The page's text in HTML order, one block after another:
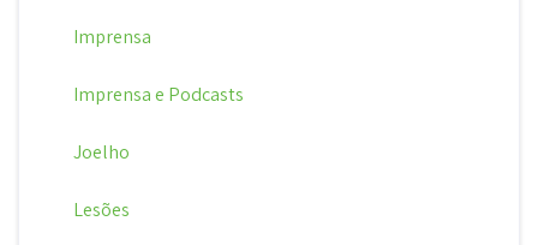
Imprensa
Imprensa e Podcasts
Joelho
Lesões